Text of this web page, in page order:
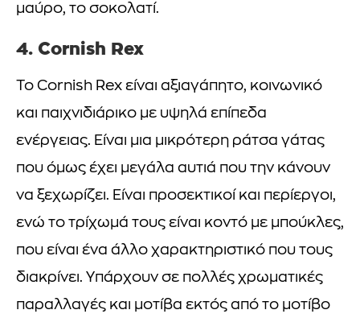
μαύρο, το σοκολατί.
4. Cornish Rex
Το Cornish Rex είναι αξιαγάπητο, κοινωνικό
και παιχνιδιάρικο με υψηλά επίπεδα
ενέργειας. Είναι μια μικρότερη ράτσα γάτας
που όμως έχει μεγάλα αυτιά που την κάνουν
να ξεχωρίζει. Είναι προσεκτικοί και περίεργοι,
ενώ το τρίχωμά τους είναι κοντό με μπούκλες,
που είναι ένα άλλο χαρακτηριστικό που τους
διακρίνει. Υπάρχουν σε πολλές χρωματικές
παραλλαγές και μοτίβα εκτός από το μοτίβο